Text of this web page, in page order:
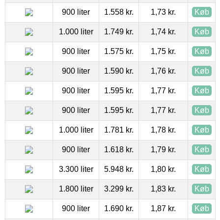
900 liter 1.558 kr. 1,73 kr. Køb
1.000 liter 1.749 kr. 1,74 kr. Køb
900 liter 1.575 kr. 1,75 kr. Køb
900 liter 1.590 kr. 1,76 kr. Køb
900 liter 1.595 kr. 1,77 kr. Køb
900 liter 1.595 kr. 1,77 kr. Køb
1.000 liter 1.781 kr. 1,78 kr. Køb
900 liter 1.618 kr. 1,79 kr. Køb
3.300 liter 5.948 kr. 1,80 kr. Køb
1.800 liter 3.299 kr. 1,83 kr. Køb
900 liter 1.690 kr. 1,87 kr. Køb